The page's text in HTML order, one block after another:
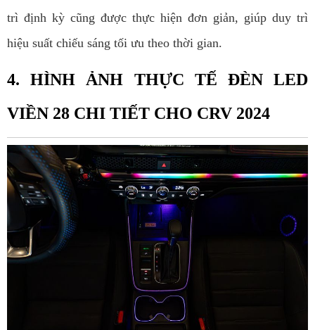
trì định kỳ cũng được thực hiện đơn giản, giúp duy trì
hiệu suất chiếu sáng tối ưu theo thời gian.
4. HÌNH ẢNH THỰC TẾ ĐÈN LED
VIỀN 28 CHI TIẾT CHO CRV 2024